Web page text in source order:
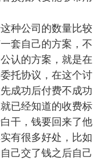
种公司的数量比较
套自己的方案，不
认的方案，就是在
托协议，在这个讨
成功后付费不成功
已经知道的收费标
干，钱要回来了他
有很多好处，比如
己交了钱之后自己